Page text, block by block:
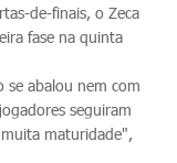
de-finais, o Zeca
fase na quinta
se abalou nem com
seguiram
maturidade",